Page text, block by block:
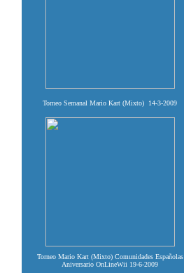
Torneo Semanal Mario Kart (Mixto) 14-3-2009
Torneo Mario Kart (Mixto) Comunidades Españolas
Aniversario OnLineWii 19-6-2009